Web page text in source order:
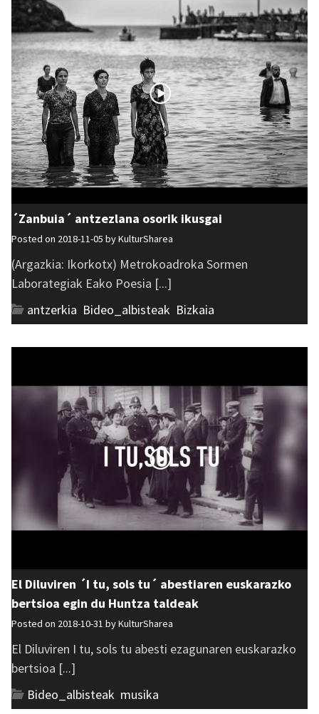
´Zanbuia´ antzezlana osorik ikusgai
Posted on 2018-11-05 byKulturSharea
(Argazkia: Ikorkotx) Metrokoadroka Sormen
Laborategiak Eako Poesia [...]
antzerkia Bideo_albisteak Bizkaia
El Diluviren ´I tu, sols tu´ abestiaren euskarazko
bertsioa egin du Huntza taldeak
Posted on 2018-10-31 byKulturSharea
El Diluviren I tu, sols tu abesti ezagunaren euskarazko
bertsioa [...]
Bideo_albisteak musika